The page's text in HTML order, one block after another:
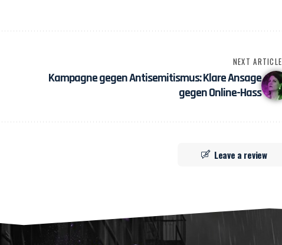
NEXT ARTICLE
Kampagne gegen Antisemitismus: Klare Ansage
gegen Online-Hass
Leave a review